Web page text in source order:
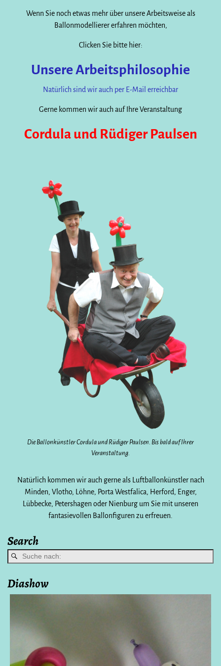
Wenn Sie noch etwas mehr über unsere Arbeitsweise als
Ballonmodellierer erfahren möchten,
Clicken Sie bitte hier:
Unsere Arbeitsphilosophie
Natürlich sind wir auch per E-Mail erreichbar
Gerne kommen wir auch auf Ihre Veranstaltung
Cordula und Rüdiger Paulsen
Die Ballonkünstler Cordula und Rüdiger Paulsen. Bis bald auf Ihrer
Veranstaltung.
Natürlich kommen wir auch gerne als Luftballonkünstler nach
Minden, Vlotho, Löhne, Porta Westfalica, Herford, Enger,
Lübbecke, Petershagen oder Nienburg um Sie mit unseren
fantasievollen Ballonfiguren zu erfreuen.
Search
Diashow